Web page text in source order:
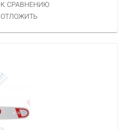
К СРАВНЕНИЮ
ОТЛОЖИТЬ